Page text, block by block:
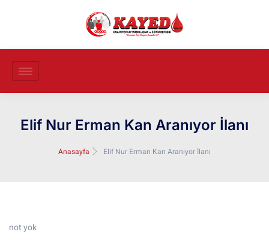
Elif Nur Erman Kan Aranıyor İlanı
Anasayfa Elif Nur Erman Kan Aranıyor İlanı
not yok